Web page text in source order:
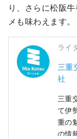
り、さらに松阪
メも味わえます。
ライ
三重
社
三重
て伊
重の
の情